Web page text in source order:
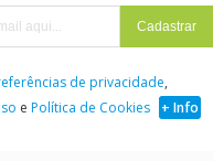
de privacidade,
e Política de Cookies + Info